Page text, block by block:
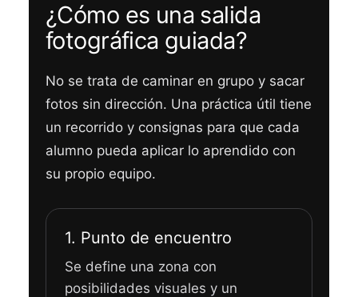
¿Cómo es una salida
fotográfica guiada?
No se trata de caminar en grupo y sacar
fotos sin dirección. Una práctica útil tiene
un recorrido y consignas para que cada
alumno pueda aplicar lo aprendido con
su propio equipo.
1. Punto de encuentro
Se define una zona con
posibilidades visuales y un